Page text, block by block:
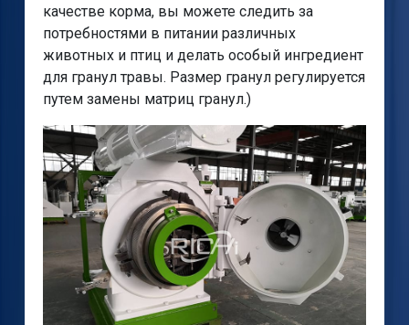
качестве корма, вы можете следить за
потребностями в питании различных
животных и птиц и делать особый ингредиент
для гранул травы. Размер гранул регулируется
путем замены матриц гранул.)